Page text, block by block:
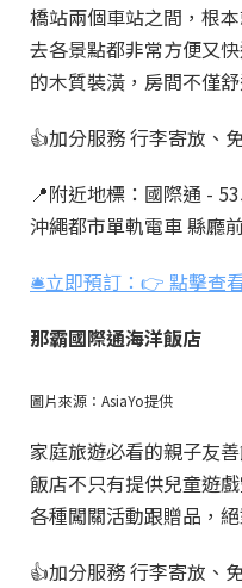
橋站兩個車站之間，根
去各景點都非常方便又
的木質裝潢，房間不僅
👍加分服務 行李寄放、
📍附近地標：國際通 -
沖繩都市單軌電車 縣廳
🛎️立即預訂：👉 點擊查
那霸國際通海洋飯店
圖片來源：AsiaYo提供
家庭旅遊必看的親子友
飯店不只有提供兒童遊
各種闖關活動跟贈品，
👍加分服務 行李寄放、